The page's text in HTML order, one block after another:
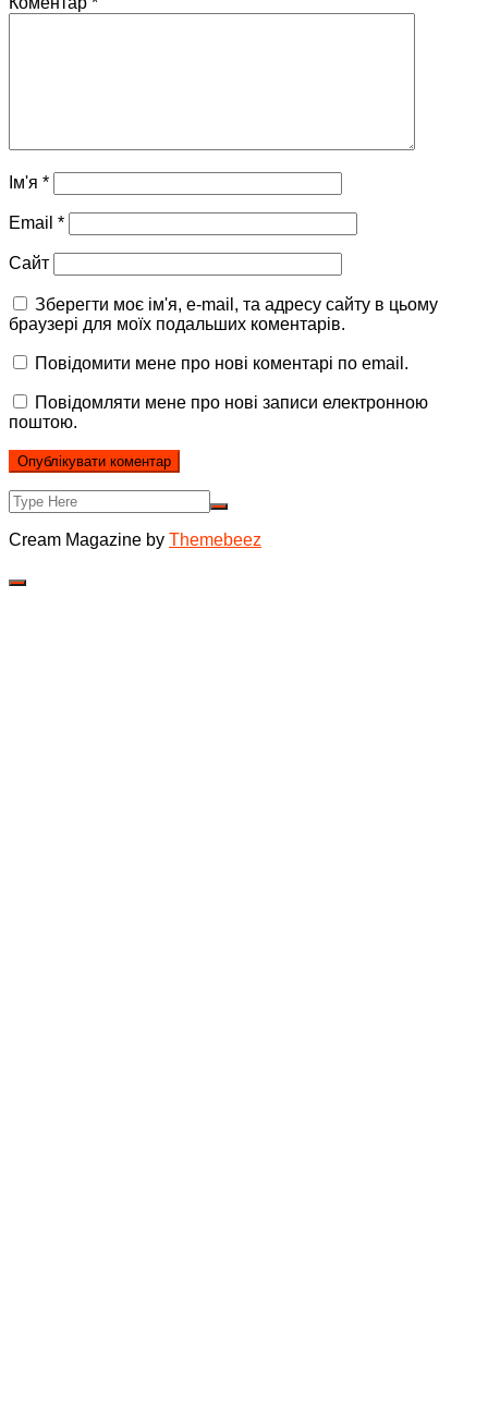
Ім'я *
Email *
Сайт
Зберегти моє ім'я, e-mail, та адресу сайту в цьому
браузері для моїх подальших коментарів.
Повідомити мене про нові коментарі по email.
Повідомляти мене про нові записи електронною
поштою.
Cream Magazine by Themebeez